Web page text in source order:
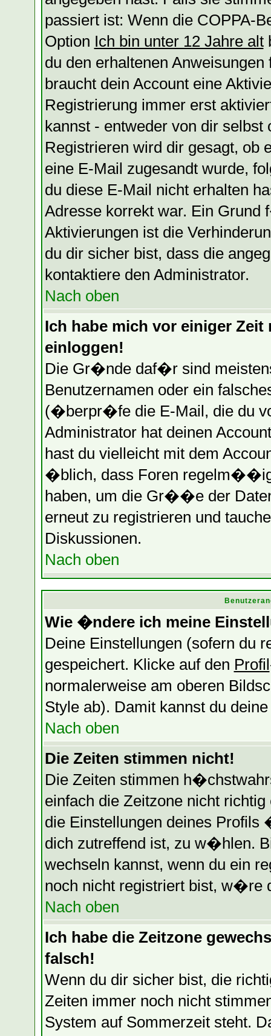
passiert ist: Wenn die COPPA-
Option Ich bin unter 12 Jahre alt
du den erhaltenen
braucht dein Account eine
Registrierung immer erst
kannst - entweder von dir
Registrieren wird dir gesagt,
eine E-Mail zugesandt wurde,
du diese E-Mail nicht erhalten
Adresse korrekt war. Ein
Aktivierungen ist die
du dir sicher bist, dass die
kontaktiere den Administrator.
Nach oben
Ich habe mich vor einiger
einloggen!
Die Gr�nde daf�r sind
Benutzernamen oder ein
(�berpr�fe die E-Mail, die du
Administrator hat deinen
hast du vielleicht mit dem
�blich, dass Foren
haben, um die Gr��e der
erneut zu registrieren und
Diskussionen.
Nach oben
Wie �ndere ich meine
Deine Einstellungen (sofern du
gespeichert. Klicke auf den Profil
normalerweise am oberen
Style ab). Damit kannst du
Nach oben
Die Zeiten stimmen nicht!
Die Zeiten stimmen
einfach die Zeitzone nicht
die Einstellungen deines
dich zutreffend ist, zu w�hlen.
wechseln kannst, wenn du ein
noch nicht registriert bist, w�re
Nach oben
Ich habe die Zeitzone
falsch!
Wenn du dir sicher bist, die
Zeiten immer noch nicht
System auf Sommerzeit steht.